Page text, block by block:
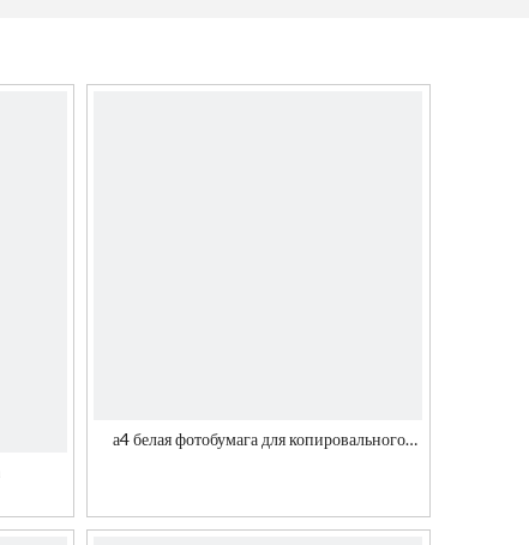
а4 белая фотобумага для копировального